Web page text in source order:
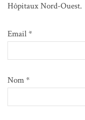
Hôpitaux Nord-Ouest.
Email *
Nom *